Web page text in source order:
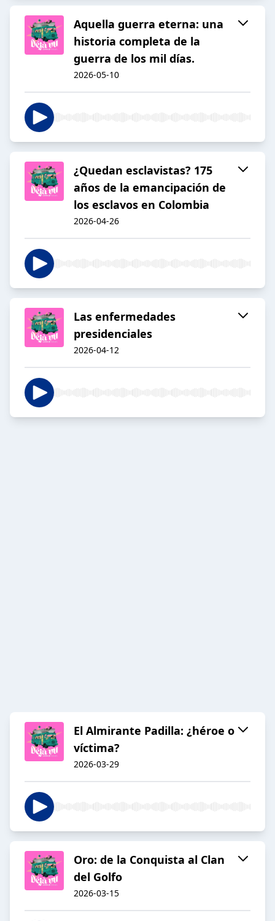
Aquella guerra eterna: una
historia completa de la
guerra de los mil días.
2026-05-10
¿Quedan esclavistas? 175
años de la emancipación de
los esclavos en Colombia
2026-04-26
Las enfermedades
presidenciales
2026-04-12
El Almirante Padilla: ¿héroe o
víctima?
2026-03-29
Oro: de la Conquista al Clan
del Golfo
2026-03-15